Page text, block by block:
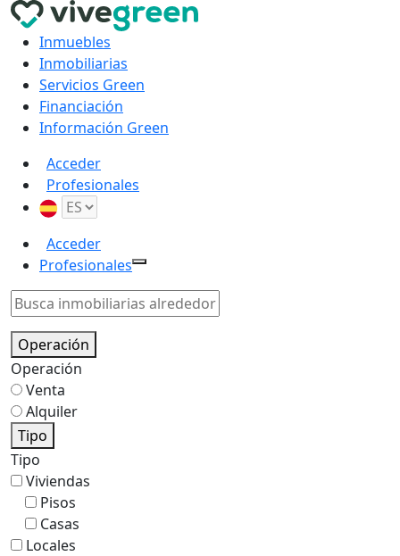
Inmuebles
Inmobiliarias
Servicios Green
Financiación
Información Green
Acceder
Profesionales
Acceder
Profesionales
Operación
Operación
Venta
Alquiler
Tipo
Tipo
Viviendas
Pisos
Casas
Locales